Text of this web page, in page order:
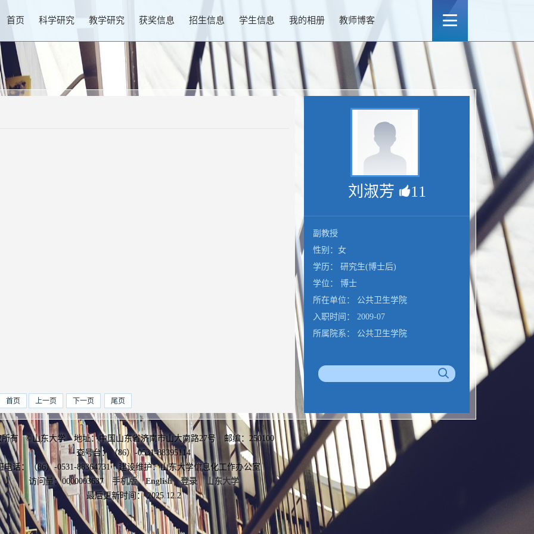
首页 科学研究 教学研究 获奖信息 招生信息 学生信息 我的相册 教师博客
首页 上一页 下一页 尾页
刘淑芳 11
副教授
性别：女
学历： 研究生(博士后)
学位： 博士
所在单位： 公共卫生学院
入职时间： 2009-07
所属院系： 公共卫生学院
所有 ©山东大学 地址：中国山东省济南市山大南路27号 邮编：250100
查号台：（86）-0531-88395114
电话：（86）-0531-88364731 建设维护：山东大学信息化工作办公室
访问量：0000003637 手机版 English 登录
山东大学
最后更新时间：2025.12.2